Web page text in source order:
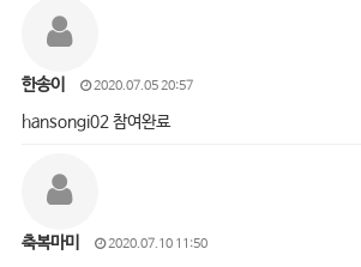
한송이 2020.07.05 20:57
hansongi02 참여완료
축복마미 2020.07.10 11:50